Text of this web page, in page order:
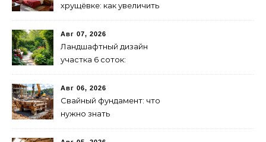
хрущёвке: как увеличить
Авг 07, 2026
Ландшафтный дизайн
участка 6 соток:
Авг 06, 2026
Свайный фундамент: что
нужно знать